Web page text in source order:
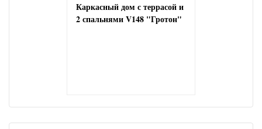
Каркасный дом с террасой и
2 спальнями V148 "Гротон"